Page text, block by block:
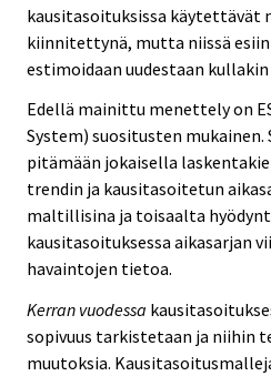
kausitasoituksissa käytettävät
kiinnitettynä, mutta niissä
estimoidaan uudestaan
Edellä mainittu menettely on
System) suositusten
pitämään jokaisella
trendin ja kausitasoitetun
maltillisina ja toisaalta
kausitasoituksessa aikasarjan
havaintojen tietoa.
Kerran vuodessa
sopivuus tarkistetaan ja niihin
muutoksia.